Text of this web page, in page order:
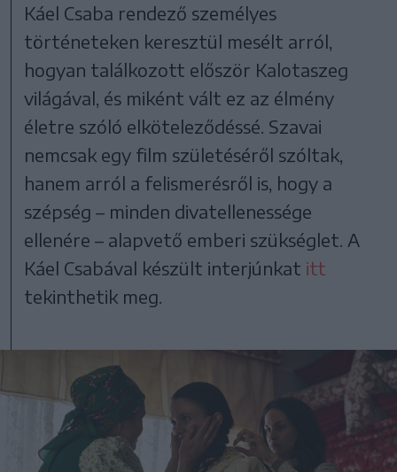
Káel Csaba rendező személyes
történeteken keresztül mesélt arról,
hogyan találkozott először Kalotaszeg
világával, és miként vált ez az élmény
életre szóló elköteleződéssé. Szavai
nemcsak egy film születéséről szóltak,
hanem arról a felismerésről is, hogy a
szépség – minden divatellenessége
ellenére – alapvető emberi szükséglet. A
Káel Csabával készült interjúnkat itt
tekinthetik meg.